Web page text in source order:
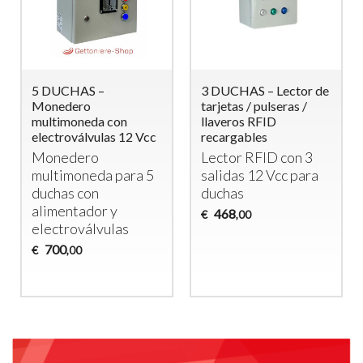
5 DUCHAS –
Monedero
multimoneda con
electroválvulas 12 Vcc
Monedero
multimoneda para 5
duchas con
alimentador y
electroválvulas
€ 700,00
3 DUCHAS – Lector de
tarjetas / pulseras /
llaveros RFID
recargables
Lector RFID con 3
salidas 12 Vcc para
duchas
€ 468,00